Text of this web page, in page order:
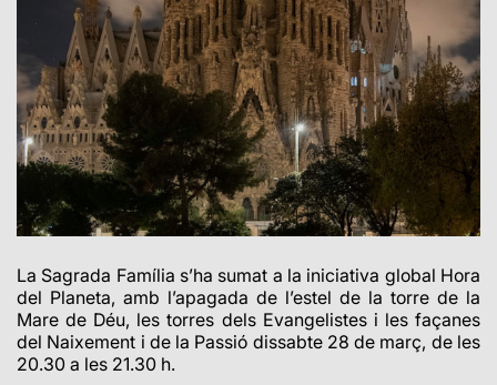
La Sagrada Família s’ha sumat a la iniciativa global Hora
del Planeta, amb l’apagada de l’estel de la torre de la
Mare de Déu, les torres dels Evangelistes i les façanes
del Naixement i de la Passió dissabte 28 de març, de les
20.30 a les 21.30 h.